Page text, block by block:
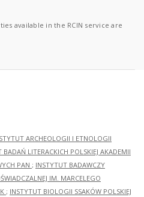
available in the RCIN service are
ARCHEOLOGII I ETNOLOGII
BADAŃ LITERACKICH POLSKIEJ AKADEMII
PAN ; INSTYTUT BADAWCZY
IM. MARCELEGO
; INSTYTUT BIOLOGII SSAKÓW POLSKIEJ